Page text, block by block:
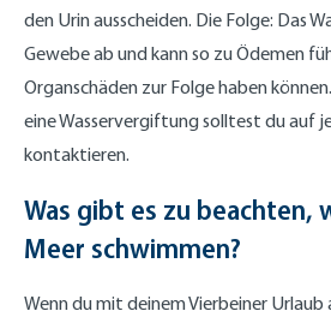
den Urin ausscheiden. Die Folge: Das
Gewebe ab und kann so zu Ödemen
Organschäden zur Folge haben
eine Wasservergiftung solltest du auf
kontaktieren.
Was gibt es zu beachten,
Meer schwimmen?
Wenn du mit deinem Vierbeiner